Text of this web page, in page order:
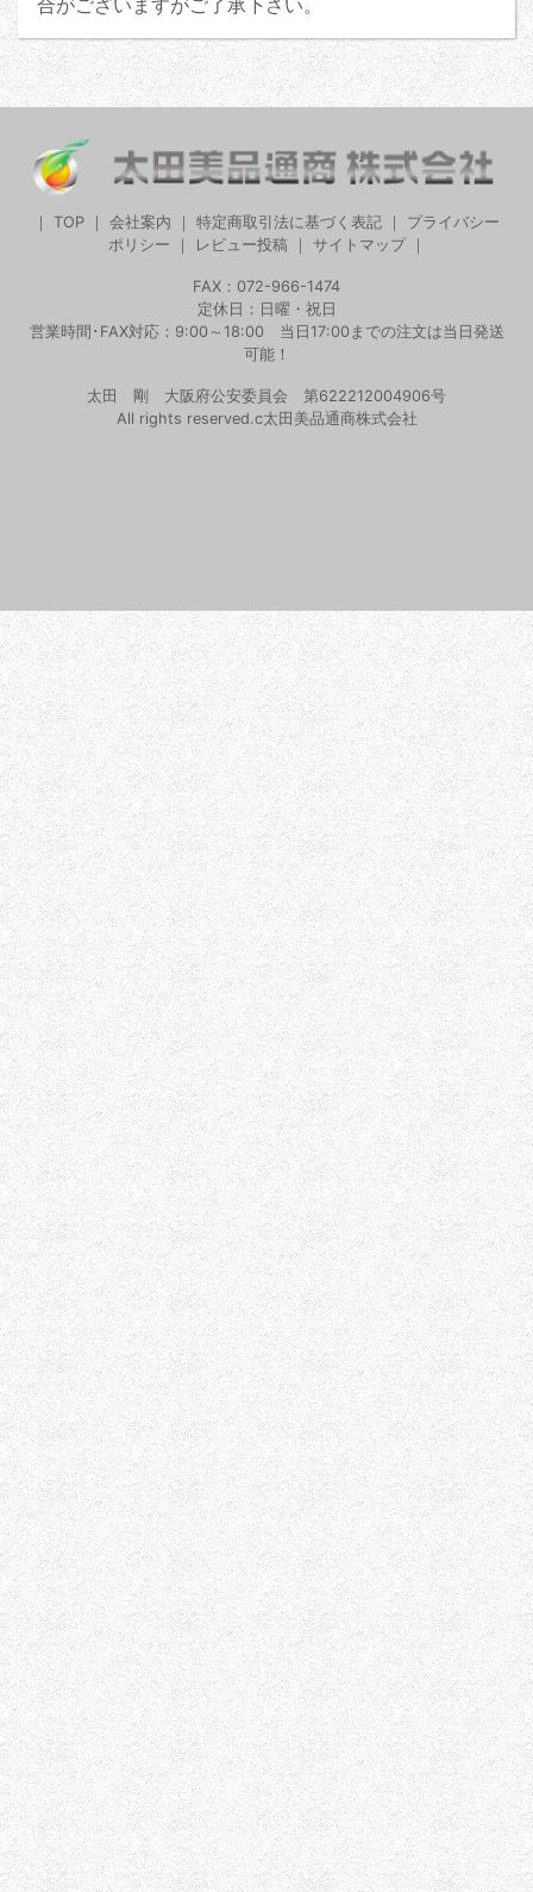
合がございますがご了承下さい。
TOP 会社案内 特定商取引法に基づく表記
プライバシー
ポリシー
レビュー投稿｜ サイトマップ｜
FAX：072-966-1474
定休日：日曜・祝日
営業時間･FAX対応：9:00～18:00 当日17:00までの注文は当日発送
可能！
太田 剛 大阪府公安委員会 第622212004906号
All rights reserved.c太田美品通商株式会社